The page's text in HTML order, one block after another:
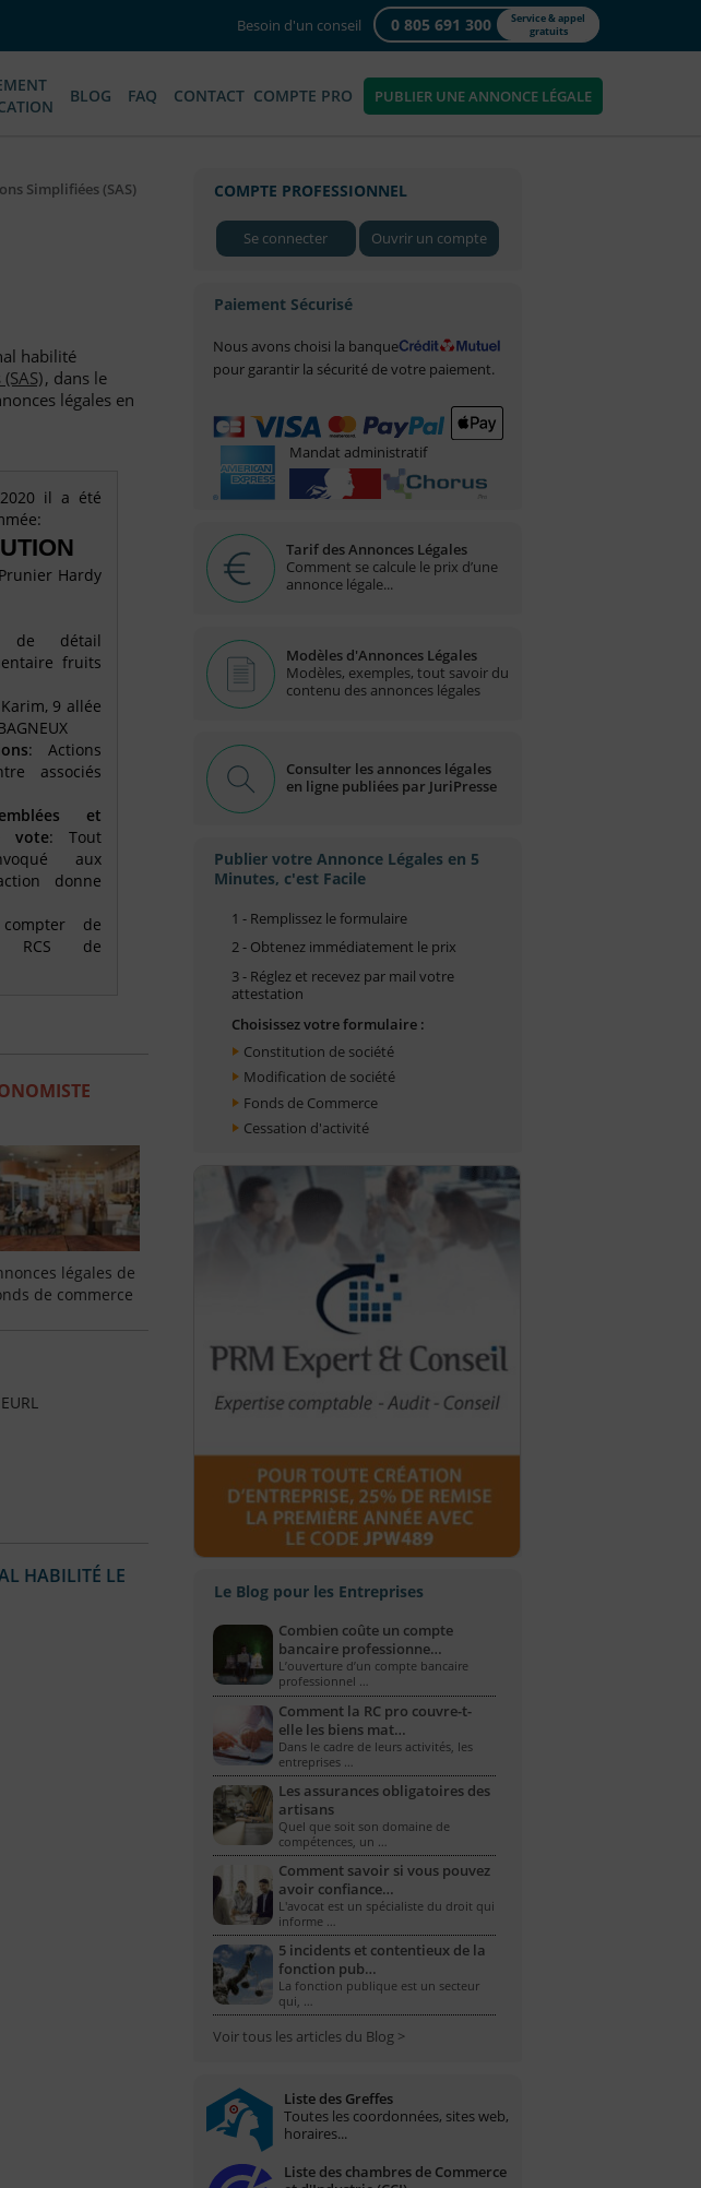
Besoin d'un conseil 0 805 691 300
Service & appel
gratuits
BLOG FAQ CONTACT COMPTE PRO PUBLIER UNE ANNONCE LÉGALE
Simplifiées (SAS)
habilité
, dans le
légales en
il a été
Hardy
de détail
fruits
9 allée
: Actions
associés
et
vote: Tout
aux
donne
de
RCS de
légales de
de commerce
HABILITÉ LE
COMPTE PROFESSIONNEL
Se connecter Ouvrir un compte
Paiement Sécurisé
Nous avons choisi la banque
pour garantir la sécurité de votre paiement.
Mandat administratif
Tarif des Annonces Légales
Comment se calcule le prix d’une
annonce légale...
Modèles d'Annonces Légales
Modèles, exemples, tout savoir du
contenu des annonces légales
Consulter les annonces légales
en ligne publiées par JuriPresse
Publier votre Annonce Légales en 5
Minutes, c'est Facile
1 - Remplissez le formulaire
2 - Obtenez immédiatement le prix
3 - Réglez et recevez par mail votre
attestation
Choisissez votre formulaire :
Constitution de société
Modification de société
Fonds de Commerce
Cessation d'activité
Le Blog pour les Entreprises
Combien coûte un compte
bancaire professionne…
L’ouverture d’un compte bancaire
professionnel …
Comment la RC pro couvre-t-
elle les biens mat…
Dans le cadre de leurs activités, les
entreprises …
Les assurances obligatoires des
artisans
Quel que soit son domaine de
compétences, un …
Comment savoir si vous pouvez
avoir confiance…
L'avocat est un spécialiste du droit qui
informe …
5 incidents et contentieux de la
fonction pub…
La fonction publique est un secteur
qui, …
Voir tous les articles du Blog >
Liste des Greffes
Toutes les coordonnées, sites web,
horaires...
Liste des chambres de Commerce